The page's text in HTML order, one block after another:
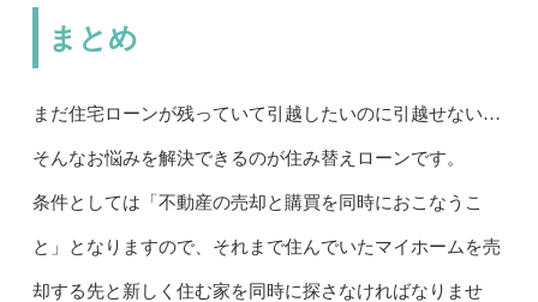
まとめ
まだ住宅ローンが残っていて引越したいのに引越せない…
そんなお悩みを解決できるのが住み替えローンです。
条件としては「不動産の売却と購買を同時におこなうこ
と」となりますので、それまで住んでいたマイホームを売
却する先と新しく住む家を同時に探さなければなりませ